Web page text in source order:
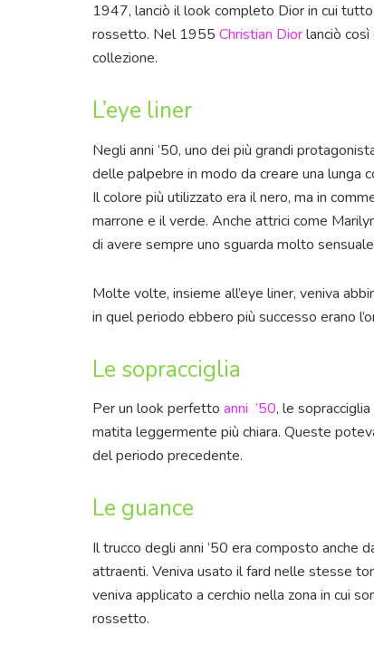
1947, lanciò il look completo Dior in cui tutto
rossetto. Nel 1955 Christian Diorlanciò
collezione.
L’eye liner
Negli anni ‘50, uno dei più grandi
delle palpebre in modo da creare una lunga
Il colore più utilizzato era il nero, ma in
marrone e il verde. Anche attrici come
di avere sempre uno sguarda molto
Molte volte, insieme all’eye liner, veniva
in quel periodo ebbero più successo erano
Le sopracciglia
Per un look perfetto anni ‘50, le
matita leggermente più chiara. Queste
del periodo precedente.
Le guance
Il trucco degli anni ‘50 era composto anche
attraenti. Veniva usato il fard nelle stesse
veniva applicato a cerchio nella zona in cui
rossetto.